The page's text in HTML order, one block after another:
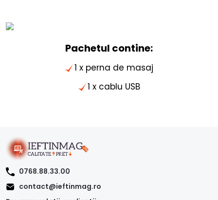
Pachetul contine:
1 x perna de masaj
1 x cablu USB
0768.88.33.00
contact@ieftinmag.ro